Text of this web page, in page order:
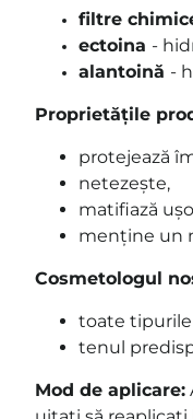
filtre
ectoina -
alantoină -
Proprietățile
protejează
netezește,
matifiază
menține un
Cosmetologul
toate tipurile
tenul
Mod de aplicare: